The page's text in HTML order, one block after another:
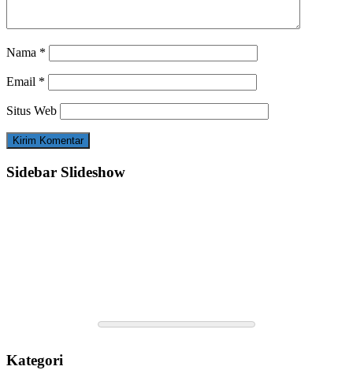
Nama *
Email *
Situs Web
Sidebar Slideshow
Kategori